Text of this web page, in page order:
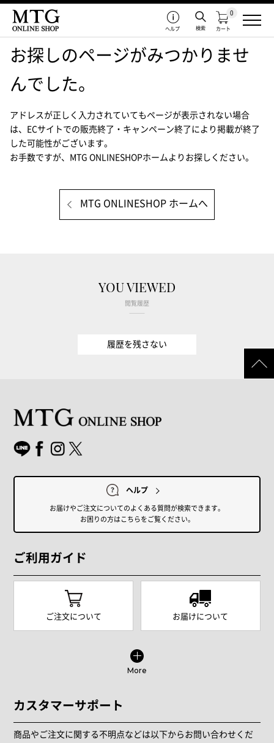
カート
0
検索
ヘルプ
お探しのページがみつかりませ
んでした。
アドレスが正しく入力されていてもページが表示されない場合
は、
ECサイトでの販売終了・キャンペーン終了により掲載が終了
した可能性がございます。
お手数ですが、MTG ONLINESHOPホームよりお探しください。
MTG ONLINESHOP ホームへ
YOU VIEWED
閲覧履歴
履歴を残さない
ヘルプ
お届けやご注文についてのよくある質問が検索できます。
お困りの方はこちらをご覧ください。
ご利用ガイド
ご注文について お届けについて
More
カスタマーサポート
商品やご注文に関する不明点などは以下からお問い合わせくだ